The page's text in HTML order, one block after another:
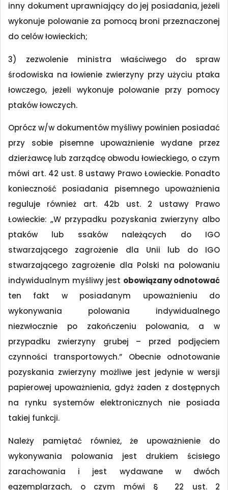
inny dokument uprawniający do jej posiadania, jeżeli
wykonuje polowanie za pomocą broni przeznaczonej
do celów łowieckich;
3) zezwolenie ministra właściwego do spraw
środowiska na łowienie zwierzyny przy użyciu ptaka
łowczego, jeżeli wykonuje polowanie przy pomocy
ptaków łowczych.
Oprócz w/w dokumentów myśliwy powinien posiadać
przy sobie pisemne upoważnienie wydane przez
dzierżawcę lub zarządcę obwodu łowieckiego, o czym
mówi art. 42 ust. 8 ustawy Prawo Łowieckie. Ponadto
konieczność posiadania pisemnego upoważnienia
reguluje również art. 42b ust. 2 ustawy Prawo
Łowieckie: „W przypadku pozyskania zwierzyny albo
ptaków lub ssaków należących do IGO
stwarzającego zagrożenie dla Unii lub do IGO
stwarzającego zagrożenie dla Polski na polowaniu
indywidualnym myśliwy jest obowiązany odnotować
ten fakt w posiadanym upoważnieniu do
wykonywania polowania indywidualnego
niezwłocznie po zakończeniu polowania, a w
przypadku zwierzyny grubej – przed podjęciem
czynności transportowych.” Obecnie odnotowanie
pozyskania zwierzyny możliwe jest jedynie w wersji
papierowej upoważnienia, gdyż żaden z dostępnych
na rynku systemów elektronicznych nie posiada
takiej funkcji.
Należy pamiętać również, że upoważnienie do
wykonywania polowania jest drukiem ścisłego
zarachowania i jest wydawane w dwóch
egzemplarzach, o czym mówi § 22 ust. 2